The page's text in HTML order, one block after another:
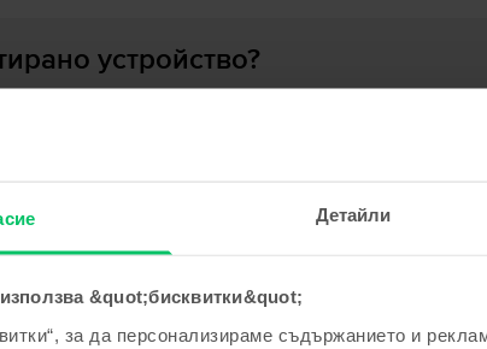
Детайли
&quot;бисквитки&quot;
за да персонализираме съдържанието и
устройство?
Сходни продукти с